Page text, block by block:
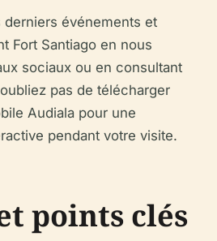
derniers événements et
Fort Santiago en nous
sociaux ou en consultant
pas de télécharger
Audiala pour une
pendant votre visite.
points clés